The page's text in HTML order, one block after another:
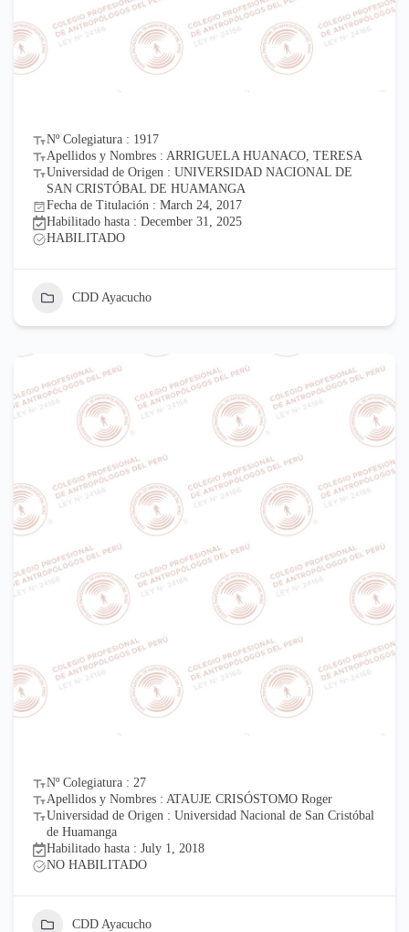
Nº Colegiatura : 1917
Apellidos y Nombres : ARRIGUELA HUANACO, TERESA
Universidad de Origen : UNIVERSIDAD NACIONAL DE
SAN CRISTÓBAL DE HUAMANGA
Fecha de Titulación : March 24, 2017
Habilitado hasta : December 31, 2025
HABILITADO
CDD Ayacucho
Nº Colegiatura : 27
Apellidos y Nombres : ATAUJE CRISÓSTOMO Roger
Universidad de Origen : Universidad Nacional de San Cristóbal
de Huamanga
Habilitado hasta : July 1, 2018
NO HABILITADO
CDD Ayacucho